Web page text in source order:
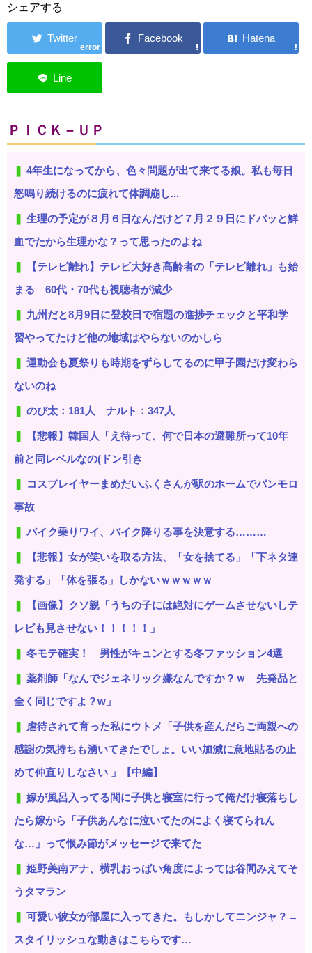
シェアする
error
ＰＩＣＫ－ＵＰ
4年生になってから、色々問題が出て来てる娘。私も毎日
怒鳴り続けるのに疲れて体調崩し...
生理の予定が８月６日なんだけど７月２９日にドバッと鮮
血でたから生理かな？って思ったのよね
【テレビ離れ】テレビ大好き高齢者の「テレビ離れ」も始
まる 60代・70代も視聴者が減少
九州だと8月9日に登校日で宿題の進捗チェックと平和学
習やってたけど他の地域はやらないのかしら
運動会も夏祭りも時期をずらしてるのに甲子園だけ変わら
ないのね
のび太：181人 ナルト：347人
【悲報】韓国人「え待って、何で日本の避難所って10年
前と同レベルなの(ドン引き
コスプレイヤーまめだいふくさんが駅のホームでパンモロ
事故
バイク乗りワイ、バイク降りる事を決意する………
【悲報】女が笑いを取る方法、「女を捨てる」「下ネタ連
発する」「体を張る」しかないｗｗｗｗｗ
【画像】クソ親「うちの子には絶対にゲームさせないしテ
レビも見させない！！！！！」
冬モテ確実！ 男性がキュンとする冬ファッション4選
薬剤師「なんでジェネリック嫌なんですか？ｗ 先発品と
全く同じですよ？w」
虐待されて育った私にウトメ「子供を産んだらご両親への
感謝の気持ちも湧いてきたでしょ。いい加減に意地貼るの止
めて仲直りしなさい 」【中編】
嫁が風呂入ってる間に子供と寝室に行って俺だけ寝落ちし
たら嫁から「子供あんなに泣いてたのによく寝てられん
な…」って恨み節がメッセージで来てた
姫野美南アナ、横乳おっぱい角度によっては谷間みえてそ
うタマラン
可愛い彼女が部屋に入ってきた。もしかしてニンジャ？→
スタイリッシュな動きはこちらです…